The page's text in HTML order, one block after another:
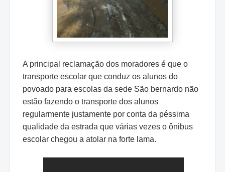
A principal reclamação dos moradores é que o
transporte escolar que conduz os alunos do
povoado para escolas da sede São bernardo não
estão fazendo o transporte dos alunos
regularmente justamente por conta da péssima
qualidade da estrada que várias vezes o ônibus
escolar chegou a atolar na forte lama.